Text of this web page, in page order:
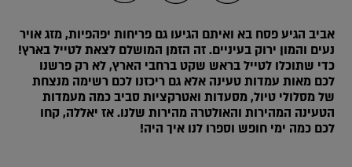
אביב הגיע פסח בא ואיתם הגיעו גם פריחות יפהפיות, מזג אויר
נעים והמון ירוק בעיניים. זה הזמן המושלם לצאת לטייל בארץ!
כדי שתוכלו לטייל בראש שקט ברחבי הארץ, לא רק פרשנו
לכם מאות עמדות טעינה אלא גם ריכזנו לכם רשימה מנצחת
של מסלולי טיול, מסעדות ואטרקציות סביב כמה מעמדות
הטעינה המהירות והאולטרה מהירות שלנו. אז יאללה, קחו
לכם כמה ימי חופש וספרו לנו איך היה!